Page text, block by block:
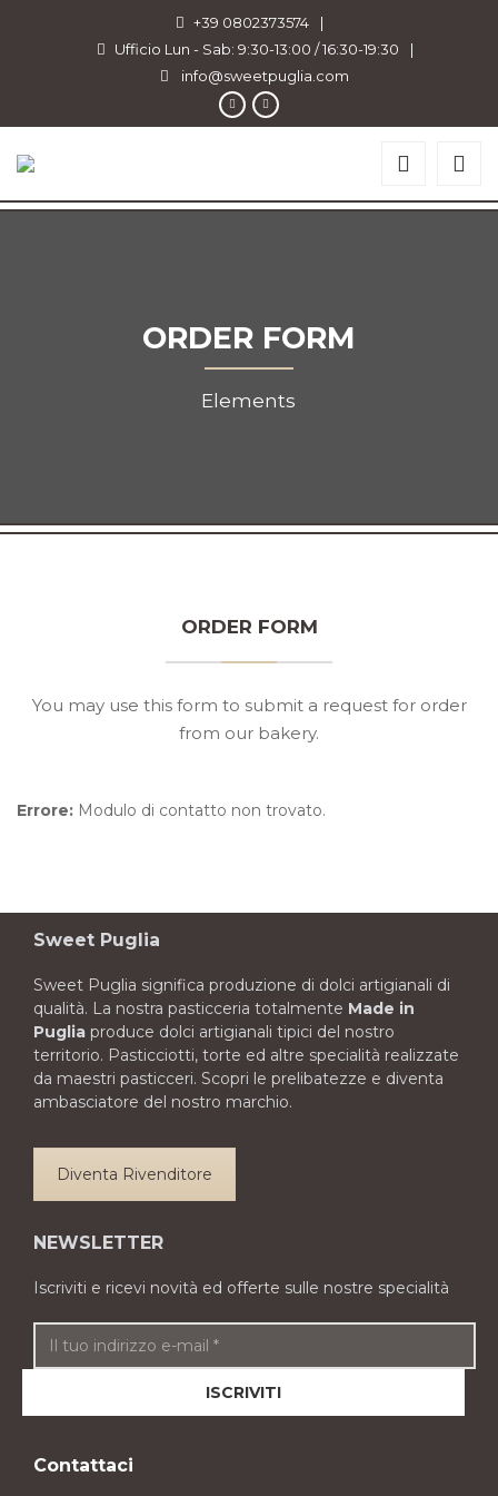
+39 0802373574
|
Ufficio Lun - Sab: 9:30-13:00 / 16:30-19:30
|
info@sweetpuglia.com
ORDER FORM
Elements
ORDER FORM
You may use this form to submit a request for order
from our bakery.
Errore: Modulo di contatto non trovato.
Sweet Puglia
Sweet Puglia significa produzione di dolci artigianali di
qualità. La nostra pasticceria totalmente Made in
Puglia produce dolci artigianali tipici del nostro
territorio. Pasticciotti, torte ed altre specialità realizzate
da maestri pasticceri. Scopri le prelibatezze e diventa
ambasciatore del nostro marchio.
Diventa Rivenditore
NEWSLETTER
Iscriviti e ricevi novità ed offerte sulle nostre specialità
Contattaci